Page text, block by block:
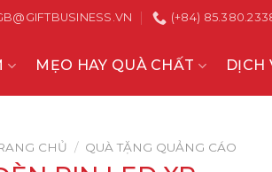
(+84)
MẸO HAY QUÀ CHẤT DỊCH
CHỦ / QUÀ TẶNG QUẢNG CÁO